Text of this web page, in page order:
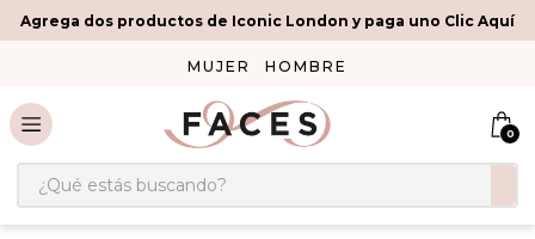
Agrega dos productos de Iconic London y paga uno Clic Aquí
MUJER HOMBRE
0
¿Qué estás buscando?